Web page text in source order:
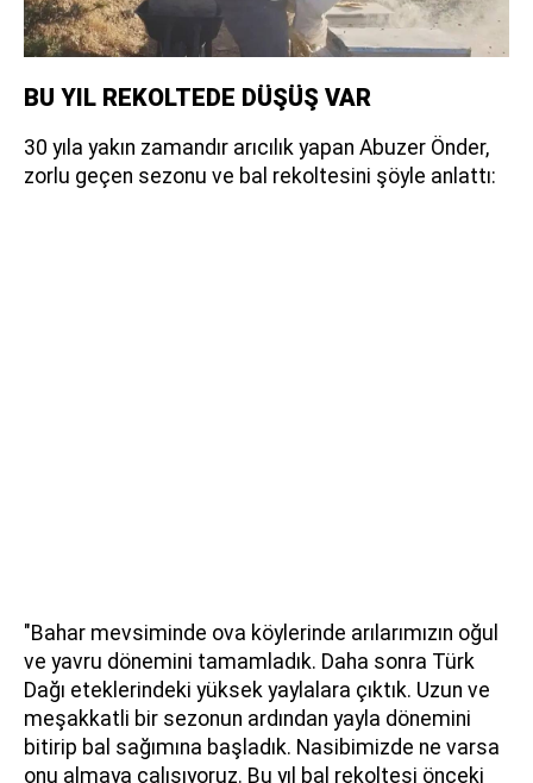
BU YIL REKOLTEDE DÜŞÜŞ VAR
30 yıla yakın zamandır arıcılık yapan Abuzer Önder,
zorlu geçen sezonu ve bal rekoltesini şöyle anlattı:
"Bahar mevsiminde ova köylerinde arılarımızın oğul
ve yavru dönemini tamamladık. Daha sonra Türk
Dağı eteklerindeki yüksek yaylalara çıktık. Uzun ve
meşakkatli bir sezonun ardından yayla dönemini
bitirip bal sağımına başladık. Nasibimizde ne varsa
onu almaya çalışıyoruz. Bu yıl bal rekoltesi önceki